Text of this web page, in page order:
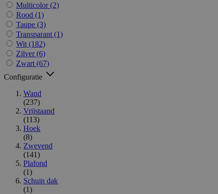
Multicolor (2)
Rood (1)
Taupe (3)
Transparant (1)
Wit (182)
Zilver (6)
Zwart (67)
Configuratie
Wand
(237)
Vrijstaand
(113)
Hoek
(8)
Zwevend
(141)
Plafond
(1)
Schuin dak
(1)